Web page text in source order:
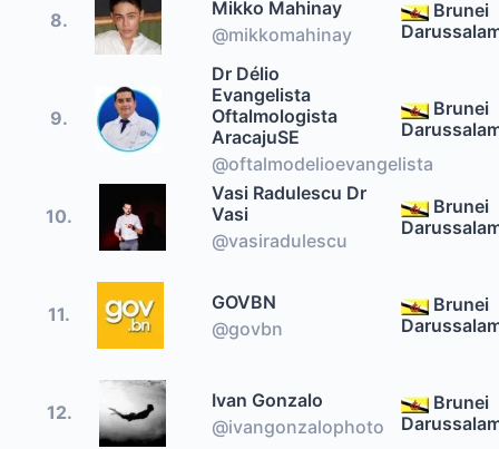
8.
Mikko Mahinay
@mikkomahinay
Brunei
9.
Dr Délio
Evangelista
Oftalmologista
AracajuSE
@oftalmodelioevangelista
Brunei
10.
Vasi Radulescu Dr
Vasi
@vasiradulescu
Brunei
11.
GOVBN
@govbn
Brunei
12.
Ivan Gonzalo
@ivangonzalophoto
Brunei